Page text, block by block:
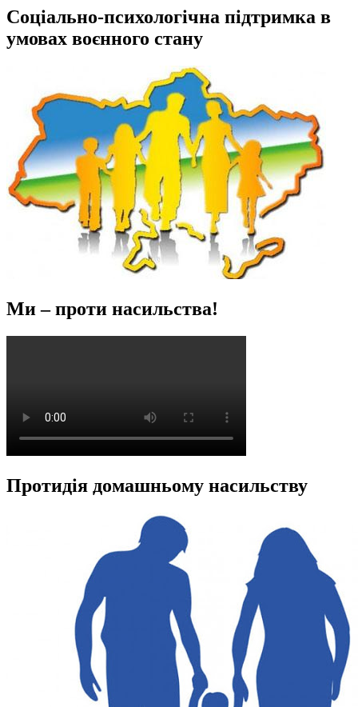
Соціально-психологічна підтримка в
умовах воєнного стану
Ми – проти насильства!
Протидія домашньому насильству